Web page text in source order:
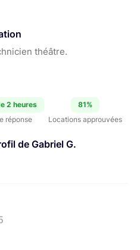
théâtre.
2 heures
réponse
81%
Locations approuvées
de Gabriel G.